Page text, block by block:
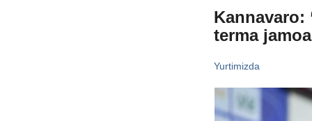
Kannavaro:
terma
Yurtimizda